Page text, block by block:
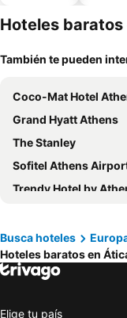
Hoteles
También te pueden
Coco-Mat Hotel
Grand Hyatt Athens
The Stanley
Sofitel Athens
Trendy Hotel by Athens
Hotel Grande Bretagne, a Luxury
Parnon Hotel
Piraeus Theoxenia
Busca hoteles
Hoteles baratos en
Elige tu país